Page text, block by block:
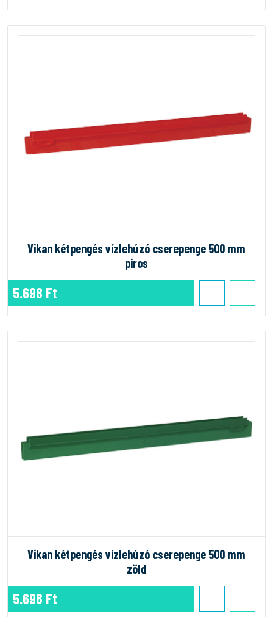
Vikan kétpengés vízlehúzó cserepenge 500 mm
piros
5.698 Ft
Vikan kétpengés vízlehúzó cserepenge 500 mm
zöld
5.698 Ft